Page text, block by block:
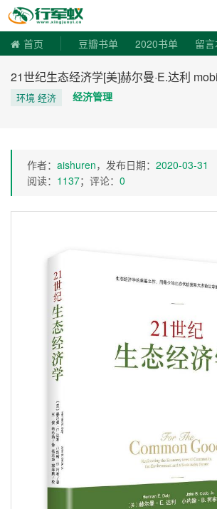
寻书
首页 豆瓣书单 2020书单 留
21世纪生态经济学[美]赫尔曼·E.达利
环境 经济 经济管理
作者： aishuren，发布日期： 2020-03-31
阅读： 1137；评论： 0